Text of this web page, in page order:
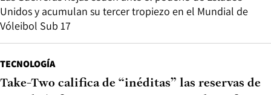
Unidos y acumulan su tercer tropiezo en el Mundial de
Vóleibol Sub 17
TECNOLOGÍA
Take-Two califica de “inéditas” las reservas de